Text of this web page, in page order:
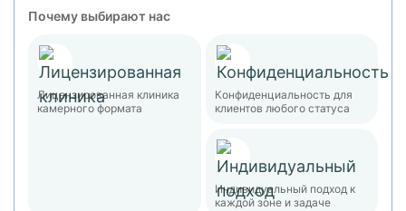
Почему выбирают нас
Лицензированная клиника
камерного формата
Конфиденциальность для
клиентов любого статуса
Индивидуальный подход к
каждой зоне и задаче